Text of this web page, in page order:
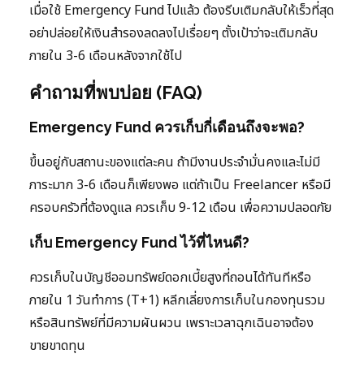
เมื่อใช้ Emergency Fund ไปแล้ว ต้องรีบเติมกลับให้เร็วที่สุด
อย่าปล่อยให้เงินสำรองลดลงไปเรื่อยๆ ตั้งเป้าว่าจะเติมกลับ
ภายใน 3-6 เดือนหลังจากใช้ไป
คำถามที่พบบ่อย (FAQ)
Emergency Fund ควรเก็บกี่เดือนถึงจะพอ?
ขึ้นอยู่กับสถานะของแต่ละคน ถ้ามีงานประจำมั่นคงและไม่มี
ภาระมาก 3-6 เดือนก็เพียงพอ แต่ถ้าเป็น Freelancer หรือมี
ครอบครัวที่ต้องดูแล ควรเก็บ 9-12 เดือน เพื่อความปลอดภัย
เก็บ Emergency Fund ไว้ที่ไหนดี?
ควรเก็บในบัญชีออมทรัพย์ดอกเบี้ยสูงที่ถอนได้ทันทีหรือ
ภายใน 1 วันทำการ (T+1) หลีกเลี่ยงการเก็บในกองทุนรวม
หรือสินทรัพย์ที่มีความผันผวน เพราะเวลาฉุกเฉินอาจต้อง
ขายขาดทุน